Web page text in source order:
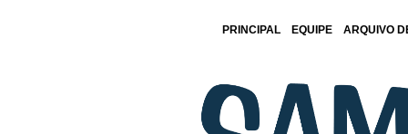
PRINCIPAL EQUIPE ARQUIVO